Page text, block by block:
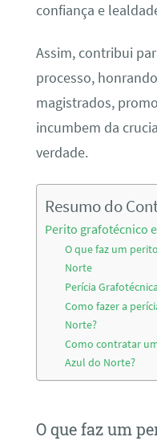
confiança e
Assim, contribui
processo,
magistrados,
incumbem da
verdade.
Resumo do
Perito grafotécnico
O que faz um
Norte
Perícia
Como fazer a
Norte?
Como contratar
Azul do Norte?
O que faz um